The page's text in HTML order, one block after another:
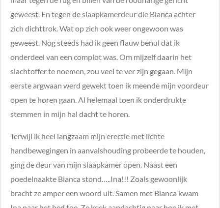
geweest. En tegen de slaapkamerdeur die Bianca achter
zich dichttrok. Wat op zich ook weer ongewoon was
geweest. Nog steeds had ik geen flauw benul dat ik
onderdeel van een complot was. Om mijzelf daarin het
slachtoffer te noemen, zou veel te ver zijn gegaan. Mijn
eerste argwaan werd gewekt toen ik meende mijn voordeur
open te horen gaan. Al helemaal toen ik onderdrukte
stemmen in mijn hal dacht te horen.
Terwijl ik heel langzaam mijn erectie met lichte
handbewegingen in aanvalshouding probeerde te houden,
ging de deur van mijn slaapkamer open. Naast een
poedelnaakte Bianca stond…..Ina!!! Zoals gewoonlijk
bracht ze amper een woord uit. Samen met Bianca kwam